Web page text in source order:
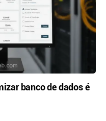
banco de dados é